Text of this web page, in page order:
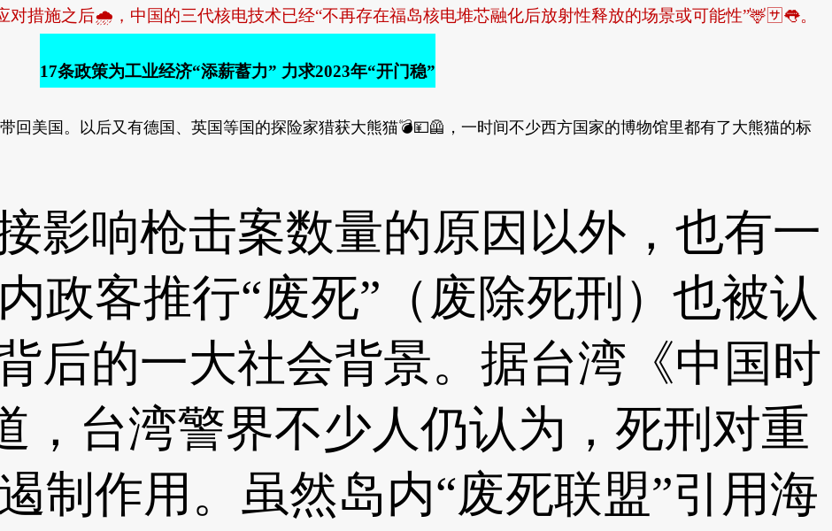
施之后🌧，中国的三代核电技术已经“不再存在福岛核电堆芯融化后放射性释放的场景或可能性”🦌🈂👅。
17条政策为工业经济“添薪蓄力” 力求2023年“开门稳”
美国。以后又有德国、英国等国的探险家猎获大熊猫💣💴🦺，一时间不少西方国家的博物馆里都有了大熊猫的标
响枪击案数量的原因以外，也有一
政客推行“废死”（废除死刑）也被认
后的一大社会背景。据台湾《中国时
，台湾警界不少人仍认为，死刑对重
制作用。虽然岛内“废死联盟”引用海